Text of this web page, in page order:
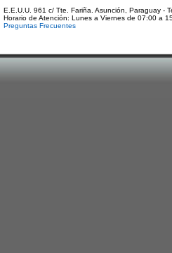
E.E.U.U. 961 c/ Tte. Fariña. Asunción, Paraguay -
Horario de Atención: Lunes a Viernes de 07:00 a
Preguntas Frecuentes